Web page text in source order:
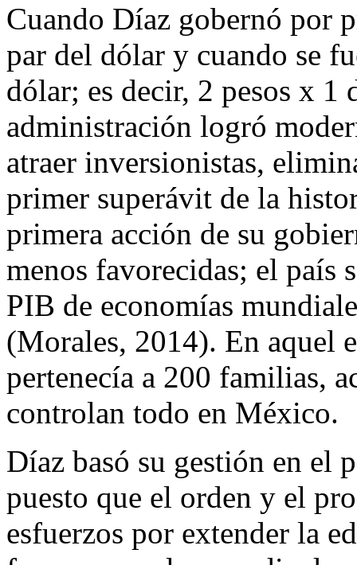
Cuando Díaz gobernó por
par del dólar y cuando se
dólar; es decir, 2 pesos x 1
administración logró
atraer inversionistas,
primer superávit de la
primera acción de su
menos favorecidas; el país
PIB de economías
(Morales, 2014). En aquel
pertenecía a 200 familias,
controlan todo en México.
Díaz basó su gestión en el
puesto que el orden y el
esfuerzos por extender la